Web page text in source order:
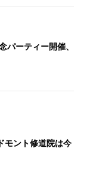
パーティー開催、
モント修道院は今